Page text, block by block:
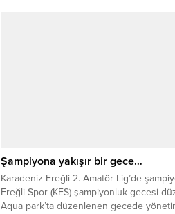
Şampiyona yakışır bir gece…
Karadeniz Ereğli 2. Amatör Lig’de
Ereğli Spor (KES) şampiyonluk gecesi
Aqua park’ta düzenlenen gecede